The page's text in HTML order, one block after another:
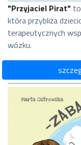
"Przyjaciel Pirat"
która przybliża
terapeutycznych
wózku.